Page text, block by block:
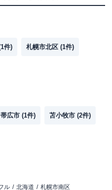
1件) 札幌市北区 (1件)
帯広市 (1件) 苫小牧市 (2件)
ル 北海道 札幌市南区